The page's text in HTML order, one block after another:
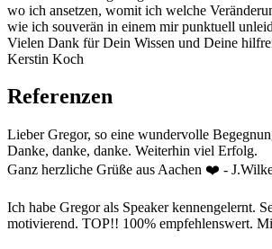
wo ich ansetzen, womit ich welche
wie ich souverän in einem mir punktuell
Vielen Dank für Dein Wissen und Deine
Kerstin Koch
Referenzen
Lieber Gregor, so eine wundervolle
Danke, danke, danke. Weiterhin viel Erfolg.
Ganz herzliche Grüße aus Aachen ❤️ -
Ich habe Gregor als Speaker kennengelernt.
motivierend. TOP!! 100% empfehlenswert.